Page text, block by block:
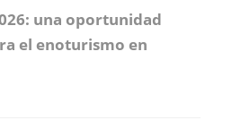
una oportunidad
el enoturismo en